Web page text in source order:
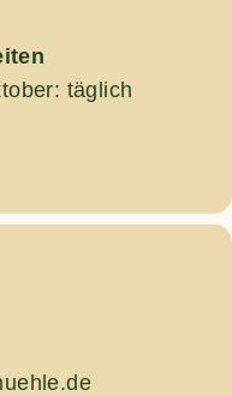
täglich